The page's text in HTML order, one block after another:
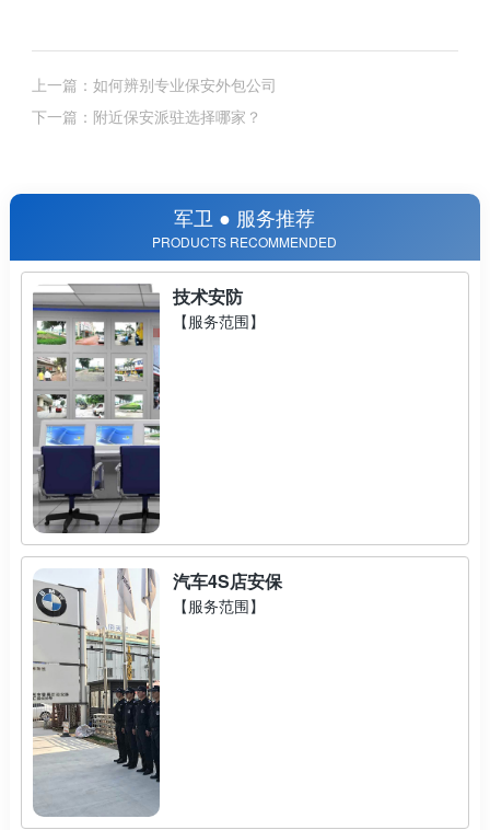
军卫 ● 服务推荐
PRODUCTS RECOMMENDED
技术安防
【服务范围】
汽车4S店安保
【服务范围】
上一篇：如何辨别专业保安外包公司
下一篇：附近保安派驻选择哪家？